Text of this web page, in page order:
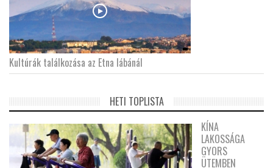
Kultúrák találkozása az Etna lábánál
HETI TOPLISTA
KÍNA
LAKOSSÁGA
GYORS
ÜTEMBEN